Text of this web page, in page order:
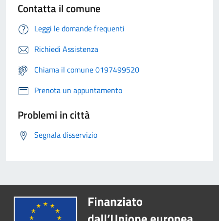
Contatta il comune
Leggi le domande frequenti
Richiedi Assistenza
Chiama il comune 0197499520
Prenota un appuntamento
Problemi in città
Segnala disservizio